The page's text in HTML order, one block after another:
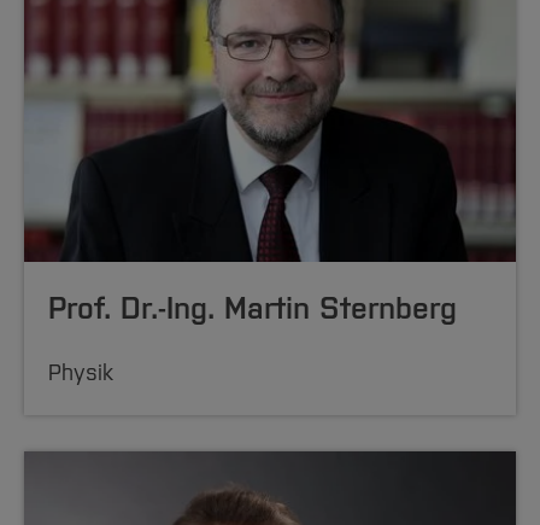
Prof. Dr.-Ing. Martin Sternberg
Physik